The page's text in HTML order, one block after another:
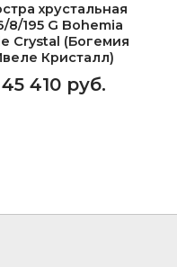
хрустальная
8/195 G Bohemia
Crystal (Богемия
Кристалл)
45 410 руб.